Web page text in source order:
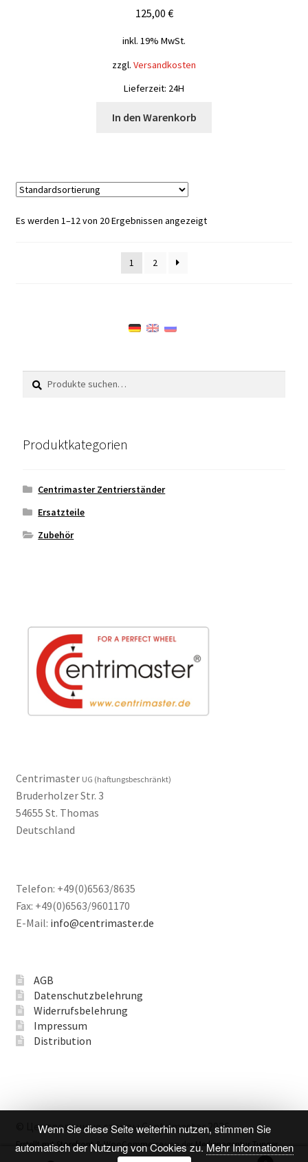
125,00 €
inkl. 19% MwSt.
zzgl. Versandkosten
Lieferzeit: 24H
In den Warenkorb
Es werden 1–12 von 20 Ergebnissen angezeigt
1 2
Suche
nach:
Suche
Produktkategorien
Centrimaster Zentrierständer
Ersatzteile
Zubehör
Centrimaster UG (haftungsbeschränkt)
Bruderholzer Str. 3
54655 St. Thomas
Deutschland
Telefon: +49(0)6563/8635
Fax: +49(0)6563/9601170
E-Mail: info@centrimaster.de
AGB
Datenschutzbelehrung
Widerrufsbelehrung
Impressum
Distribution
© Центровочные стенды Centrimaster 2026
Erstellt mit Storefront & WooCommercevon derMedienagentur Tunger
Wenn Sie diese Seite weiterhin nutzen, stimmen Sie
automatisch der Nutzung von Cookies zu. Mehr Informationen